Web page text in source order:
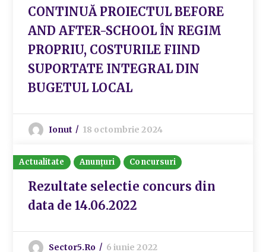
CONTINUĂ PROIECTUL BEFORE
AND AFTER-SCHOOL ÎN REGIM
PROPRIU, COSTURILE FIIND
SUPORTATE INTEGRAL DIN
BUGETUL LOCAL
Ionut 18 octombrie 2024
Actualitate Anunțuri Concursuri
Rezultate selectie concurs din
data de 14.06.2022
Sector5.ro 6 iunie 2022